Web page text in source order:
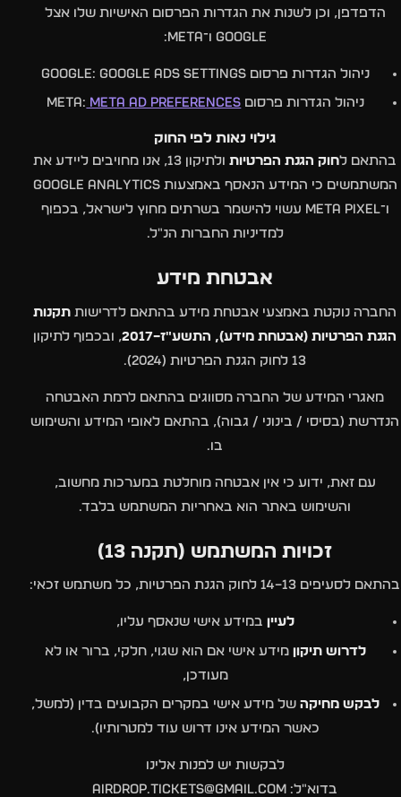
הדפדפן, וכן לשנות את הגדרות הפרסום האישיות שלו אצל
Google ו־Meta:
ניהול הגדרות פרסום Google: Google Ads Settings
ניהול הגדרות פרסום Meta: Meta Ad Preferences
גילוי נאות לפי החוק
בהתאם לחוק הגנת הפרטיות
ולתיקון 13, אנו מחויבים ליידע את
המשתמשים כי המידע הנאסף באמצעות Google Analytics
ו־Meta Pixel עשוי להישמר בשרתים מחוץ לישראל, בכפוף
למדיניות החברות הנ״ל.
אבטחת מידע
החברה נוקטת באמצעי אבטחת מידע בהתאם לדרישות תקנות
הגנת הפרטיות (אבטחת מידע), התשע"ז–2017
, ובכפוף לתיקון
13 לחוק הגנת הפרטיות (2024).
מאגרי המידע של החברה מסווגים בהתאם לרמת האבטחה
הנדרשת (בסיסי / בינוני / גבוה), בהתאם לאופי המידע והשימוש
בו.
עם זאת, ידוע כי אין אבטחה מוחלטת במערכות מחשוב,
והשימוש באתר הוא באחריות המשתמש בלבד.
זכויות המשתמש (תקנה 13)
בהתאם לסעיפים 13–14 לחוק הגנת הפרטיות, כל משתמש זכאי:
לעייןבמידע אישי שנאסף עליו,
לדרוש תיקוןמידע אישי אם הוא שגוי, חלקי, ברור או לא
מעודכן,
לבקש מחיקהשל מידע אישי במקרים הקבועים בדין (למשל,
כאשר המידע אינו דרוש עוד למטרותיו).
לבקשות יש לפנות אלינו
בדוא"ל: airdrop.tickets@gmail.com